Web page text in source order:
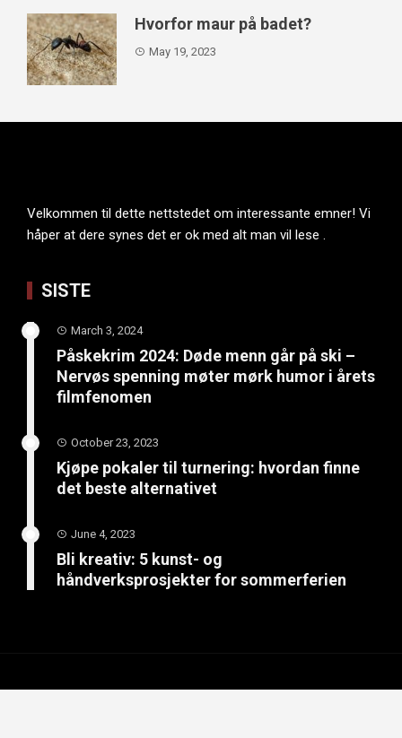
Hvorfor maur på badet?
May 19, 2023
Velkommen til dette nettstedet om interessante emner! Vi
håper at dere synes det er ok med alt man vil lese .
SISTE
March 3, 2024
Påskekrim 2024: Døde menn går på ski –
Nervøs spenning møter mørk humor i årets
filmfenomen
October 23, 2023
Kjøpe pokaler til turnering: hvordan finne
det beste alternativet
June 4, 2023
Bli kreativ: 5 kunst- og
håndverksprosjekter for sommerferien